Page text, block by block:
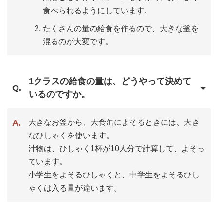
食べられるようにしています。
たくさんの量の給食を作るので、大きな釜を
混るのが大変です。
1クラスの給食の量は、どうやって決めて
いるのですか。
大きなお釜から、大食缶によそるときには、大き
なひしゃくを使います。
汁物は、ひしゃく1杯が10人分で計算して、よそっ
ています。
小学生をよそるひしゃくと、中学生をよそるひし
ゃくは入る量が違います。